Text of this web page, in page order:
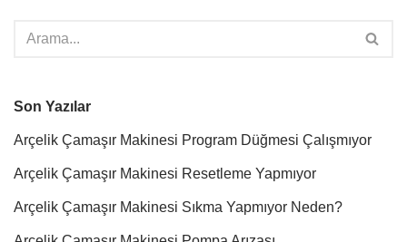
Son Yazılar
Arçelik Çamaşır Makinesi Program Düğmesi Çalışmıyor
Arçelik Çamaşır Makinesi Resetleme Yapmıyor
Arçelik Çamaşır Makinesi Sıkma Yapmıyor Neden?